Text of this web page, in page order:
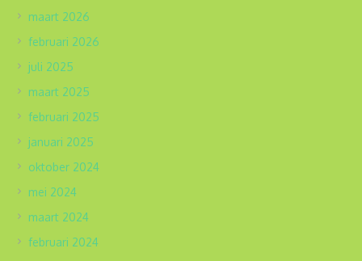
maart 2026
februari 2026
juli 2025
maart 2025
februari 2025
januari 2025
oktober 2024
mei 2024
maart 2024
februari 2024